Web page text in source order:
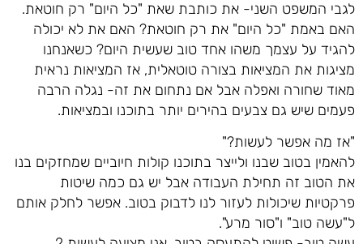
לגבי המשפט השני- את כותבת שאת "כל היום" רק חוטאת.
האם באמת "כל היום" את רק חוטאת? האם את לא יכולה
להגיד על עצמך משהו אחד טוב שעשית היום? כשאנחנו
מציגות את המציאות בצורה טוטאלית, אז המציאות נראית
מאוד שחורה ואפלה אבל אם נתחום את זה- נגלה הרבה
פעמים שיש גם צבעים בהירים יותר בתוכנו ובמציאות.
"אז מה אפשר לעשות?"
להאמין בטוב שבנו ולייצר בתוכנו קולות חיוביים שמחזקים בנו
את הטוב זה תחילת העבודה אבל יש גם כמה שיטות
פרקטיות שיכולות לעזור לנו לדבוק בטוב. אפשר לחלק אותם
ל"עשה טוב" ו"סור מרע".